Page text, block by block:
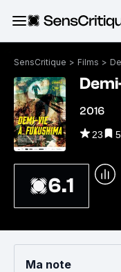
SensCritique > Films >
2016
23 5
6.1
Ma note